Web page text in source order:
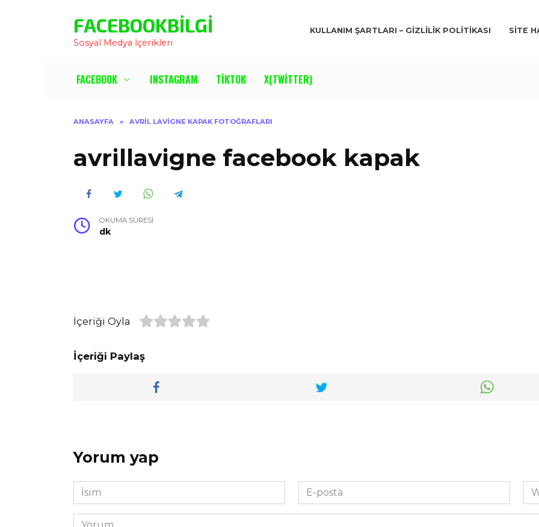
FACEBOOKBILGI
Sosyal Medya İçerikleri
KULLANIM ŞARTLARI – GIZLILIK POLITIKASI SITE
FACEBOOK INSTAGRAM TIKTOK X(TWITTER)
ANASAYFA » AVRIL LAVIGNE KAPAK FOTOĞRAFLARI
avrillavigne facebook kapak
OKUMA SÜRESI
dk
İçeriği Oyla
İçeriği Paylaş
Yorum yap
İsim
*
E-
posta
*
Yorum